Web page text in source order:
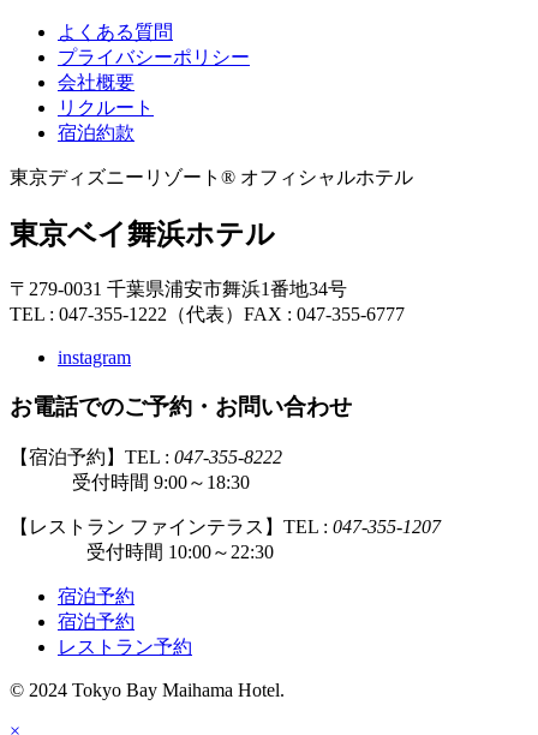
よくある質問
プライバシーポリシー
会社概要
リクルート
宿泊約款
東京ディズニーリゾート® オフィシャルホテル
東京ベイ舞浜ホテル
〒279-0031 千葉県浦安市舞浜1番地34号
TEL : 047-355-1222（代表） FAX : 047-355-6777
instagram
お電話でのご予約・お問い合わせ
【宿泊予約】TEL : 047-355-8222
受付時間 9:00～18:30
【レストラン ファインテラス】TEL : 047-355-1207
受付時間 10:00～22:30
宿泊予約
宿泊予約
レストラン予約
© 2024 Tokyo Bay Maihama Hotel.
×